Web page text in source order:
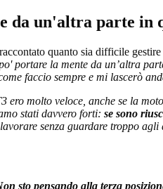
da un'altra parte in
quanto sia difficile
portare la mente da un’altra
faccio sempre e mi lascerò
ero molto veloce, anche se la
stati davvero forti: se sono
senza guardare troppo
sto pensando alla terza